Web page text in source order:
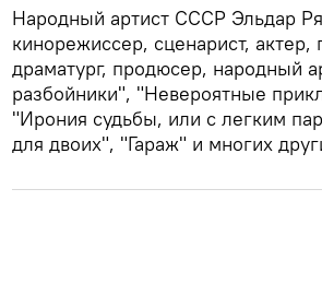
Народный артист СССР Эльдар
кинорежиссер, сценарист, актер,
драматург, продюсер, народный
разбойники", "Невероятные
"Ирония судьбы, или с легким
для двоих", "Гараж" и многих